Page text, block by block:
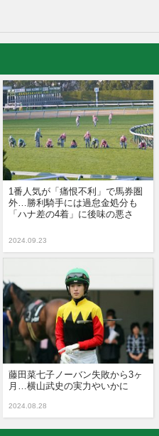
1番人気が「痛恨不利」で馬券圏
外…勝利騎手には過怠金処分も
「ハナ差の4着」に後味の悪さ
2024.09.23
藤田菜七子ノーバン失敗から3ヶ
月…横山武史の実力やいかに
2024.08.28